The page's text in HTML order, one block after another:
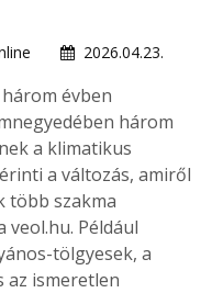
2026.04.23.
évben
három
a klimatikus
a változás, amiről
több szakma
veol.hu. Például
tölgyesek, a
az ismeretlen